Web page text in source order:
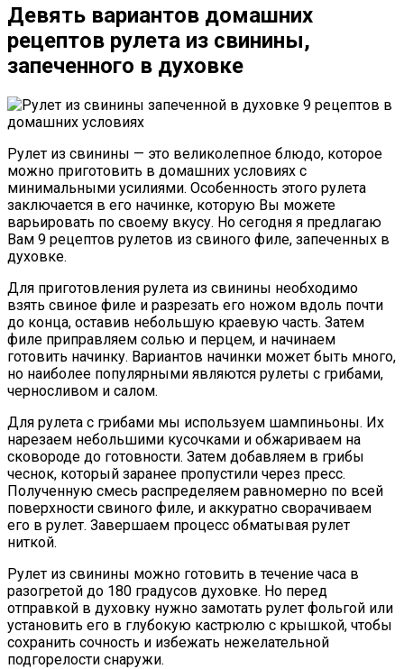
Девять вариантов домашних
рецептов рулета из свинины,
запеченного в духовке
Рулет из свинины — это великолепное блюдо, которое
можно приготовить в домашних условиях с
минимальными усилиями. Особенность этого рулета
заключается в его начинке, которую Вы можете
варьировать по своему вкусу. Но сегодня я предлагаю
Вам 9 рецептов рулетов из свиного филе, запеченных в
духовке.
Для приготовления рулета из свинины необходимо
взять свиное филе и разрезать его ножом вдоль почти
до конца, оставив небольшую краевую часть. Затем
филе приправляем солью и перцем, и начинаем
готовить начинку. Вариантов начинки может быть много,
но наиболее популярными являются рулеты с грибами,
черносливом и салом.
Для рулета с грибами мы используем шампиньоны. Их
нарезаем небольшими кусочками и обжариваем на
сковороде до готовности. Затем добавляем в грибы
чеснок, который заранее пропустили через пресс.
Полученную смесь распределяем равномерно по всей
поверхности свиного филе, и аккуратно сворачиваем
его в рулет. Завершаем процесс обматывая рулет
ниткой.
Рулет из свинины можно готовить в течение часа в
разогретой до 180 градусов духовке. Но перед
отправкой в духовку нужно замотать рулет фольгой или
установить его в глубокую кастрюлю с крышкой, чтобы
сохранить сочность и избежать нежелательной
подгорелости снаружи.